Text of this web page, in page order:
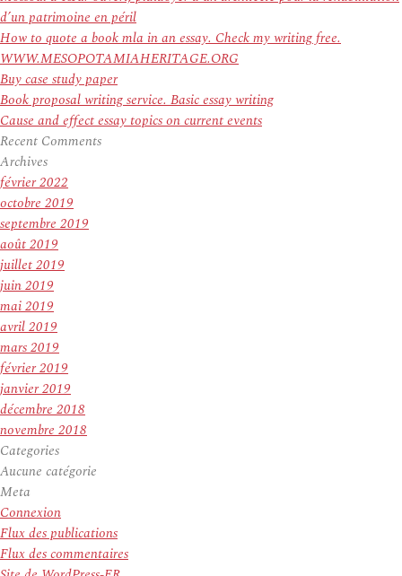
d’un patrimoine en péril
How to quote a book mla in an essay. Check my writing free.
WWW.MESOPOTAMIAHERITAGE.ORG
Buy case study paper
Book proposal writing service. Basic essay writing
Cause and effect essay topics on current events
Recent Comments
Archives
février 2022
octobre 2019
septembre 2019
août 2019
juillet 2019
juin 2019
mai 2019
avril 2019
mars 2019
février 2019
janvier 2019
décembre 2018
novembre 2018
Categories
Aucune catégorie
Meta
Connexion
Flux des publications
Flux des commentaires